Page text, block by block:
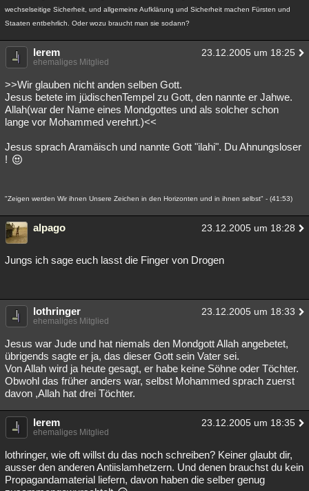
wechselseitige Sicherheit, und allgemeine Aufklärung und Sicherheit machen Fürsten und
Staaten entbehrlich. Oder wozu braucht man sie sodann?
lerem 23.12.2005 um 18:25
ehemaliges Mitglied
>>Wir glauben nicht anden selben Gott.
Jesus betete im jüdischenTempel zu Gott, den nannte er Jahwe.
Allah(war der Name eines Mondgottes und als solcher schon
lange vor Mohammed verehrt.)<<
Jesus sprach Aramäisch und nannte Gott "ilahi". Du Ahnungsloser
!
"Zeigen werden Wir ihnen Unsere Zeichen in den Horizonten und in ihnen selbst" - (41:53)
alpago 23.12.2005 um 18:28
Jungs ich sage euch lasst die Finger von Drogen
lothringer 23.12.2005 um 18:33
ehemaliges Mitglied
Jesus war Jude und hat niemals den Mondgott Allah angebetet,
übrigends sagte er ja, das dieser Gott sein Vater sei.
Von Allah wird ja heute gesagt, er habe keine Söhne oder Töchter.
Obwohl das früher anders war, selbst Mohammed sprach zuerst
davon ,Allah hat drei Töchter.
lerem 23.12.2005 um 18:35
ehemaliges Mitglied
lothringer, wie oft willst du das noch schreiben? Keiner glaubt dir,
ausser den anderen Antiislamhetzern. Und denen brauchst du kein
Propagandamaterial liefern, davon haben die selber genug